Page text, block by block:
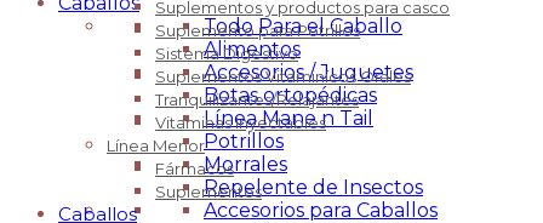
Todo Para el Caballo
Alimentos
Accesorios / Juguetes
Botas ortopédicas
Línea Mane n Tail
Potrillos
Morrales
Repelente de Insectos
Accesorios para Caballos
Suplementos y productos para casco
Suplemento para Potrillos
Sistema Digestivo
Suplementos Vitaminícos Orales
Tranquilizantes/Relajantes
Vitaminas Inyectables
Línea Menor
Fármacos
Suplementos
Caballos